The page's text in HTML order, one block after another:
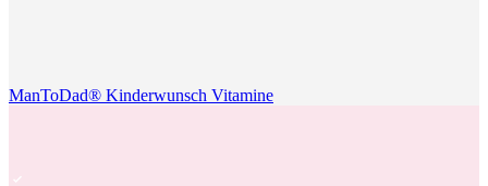
ManToDad® Kinderwunsch Vitamine